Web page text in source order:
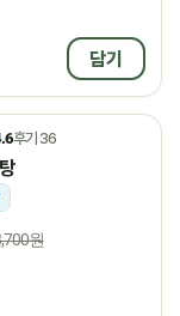
담기
후기 36
원